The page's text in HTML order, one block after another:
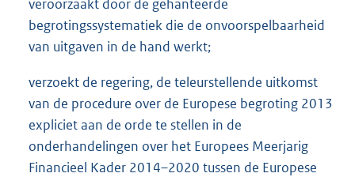
veroorzaakt door de gehanteerde
begrotingssystematiek die de onvoorspelbaarheid
van uitgaven in de hand werkt;
verzoekt de regering, de teleurstellende uitkomst
van de procedure over de Europese begroting 2013
expliciet aan de orde te stellen in de
onderhandelingen over het Europees Meerjarig
Financieel Kader 2014–2020 tussen de Europese